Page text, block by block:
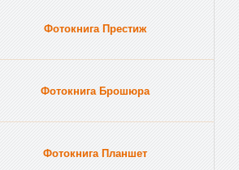
Фотокнига Престиж
Фотокнига Брошюра
Фотокнига Планшет